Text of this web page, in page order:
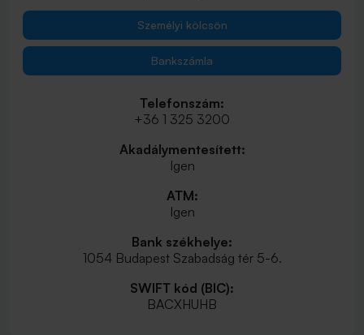
Személyi kölcsön
Bankszámla
Telefonszám:
+36 1 325 3200
Akadálymentesített:
Igen
ATM:
Igen
Bank székhelye:
1054 Budapest Szabadság tér 5-6.
SWIFT kód (BIC):
BACXHUHB